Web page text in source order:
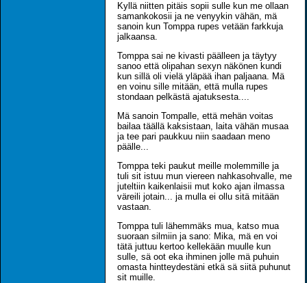
Kyllä niitten pitäis sopii sulle kun me ollaan
samankokosii ja ne venyykin vähän, mä
sanoin kun Tomppa rupes vetään farkkuja
jalkaansa.
Tomppa sai ne kivasti päälleen ja täytyy
sanoo että olipahan sexyn näkönen kundi
kun sillä oli vielä yläpää ihan paljaana. Mä
en voinu sille mitään, että mulla rupes
stondaan pelkästä ajatuksesta....
Mä sanoin Tompalle, että mehän voitas
bailaa täällä kaksistaan, laita vähän musaa
ja tee pari paukkuu niin saadaan meno
päälle...
Tomppa teki paukut meille molemmille ja
tuli sit istuu mun viereen nahkasohvalle, me
juteltiin kaikenlaisii mut koko ajan ilmassa
väreili jotain... ja mulla ei ollu sitä mitään
vastaan.
Tomppa tuli lähemmäks mua, katso mua
suoraan silmiin ja sano: Mika, mä en voi
tätä juttuu kertoo kellekään muulle kun
sulle, sä oot eka ihminen jolle mä puhuin
omasta hintteydestäni etkä sä siitä puhunut
sit muille.